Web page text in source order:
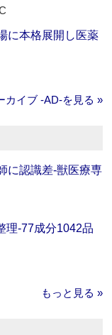
に本格展開し医薬
イブ ‐AD‐を見る »
に認識差‐獣医療専
理‐77成分1042品
もっと見る »